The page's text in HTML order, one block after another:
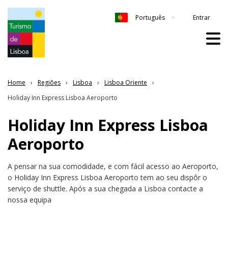
Português Entrar
Home Regiões Lisboa
Lisboa Oriente
Holiday Inn Express Lisboa Aeroporto
Holiday Inn Express Lisboa
Aeroporto
A pensar na sua comodidade, e com fácil acesso ao Aeroporto,
o Holiday Inn Express Lisboa Aeroporto tem ao seu dispôr o
serviço de shuttle. Após a sua chegada a Lisboa contacte a
nossa equipa